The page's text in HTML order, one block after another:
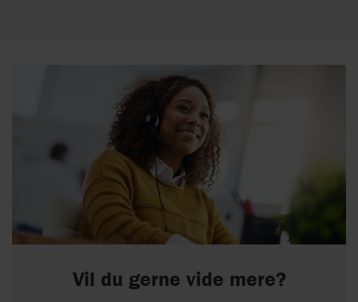
Vil du gerne vide mere?